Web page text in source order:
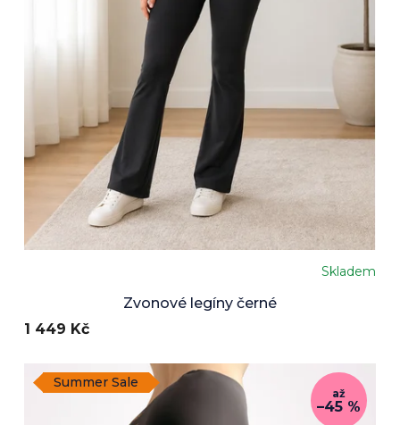
Zvonové legíny černé
Skladem
1 449 Kč
Summer Sale
až
–45 %